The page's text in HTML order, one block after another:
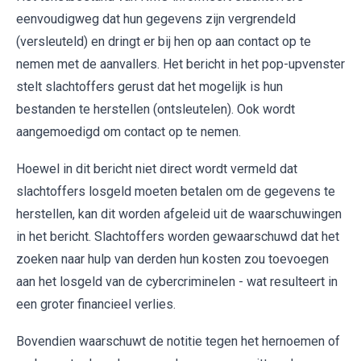
eenvoudigweg dat hun gegevens zijn vergrendeld
(versleuteld) en dringt er bij hen op aan contact op te
nemen met de aanvallers. Het bericht in het pop-upvenster
stelt slachtoffers gerust dat het mogelijk is hun
bestanden te herstellen (ontsleutelen). Ook wordt
aangemoedigd om contact op te nemen.
Hoewel in dit bericht niet direct wordt vermeld dat
slachtoffers losgeld moeten betalen om de gegevens te
herstellen, kan dit worden afgeleid uit de waarschuwingen
in het bericht. Slachtoffers worden gewaarschuwd dat het
zoeken naar hulp van derden hun kosten zou toevoegen
aan het losgeld van de cybercriminelen - wat resulteert in
een groter financieel verlies.
Bovendien waarschuwt de notitie tegen het hernoemen of